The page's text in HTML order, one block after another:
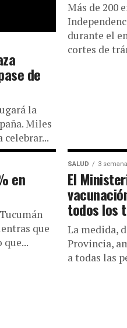
de
la
Miles
celebrar...
Más de 200
durante el
cortes de
en
que
SALUD 3
El
todos los
La medida,
Provincia,
a todas las